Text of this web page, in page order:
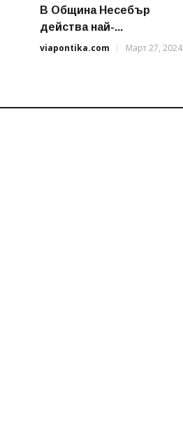
В Община Несебър
действа най-...
viapontika.com
Март 27, 2024